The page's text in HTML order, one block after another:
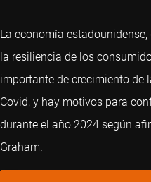
La economía
la resiliencia de los
importante de crecimiento de
Covid, y hay motivos para
durante el año 2024 según
Graham.